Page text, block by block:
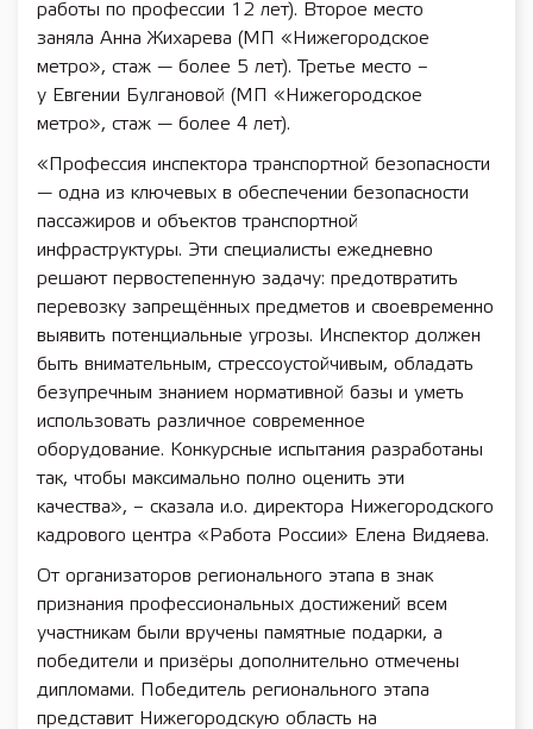
работы по профессии 12 лет). Второе место
заняла Анна Жихарева (МП «Нижегородское
метро», стаж — более 5 лет). Третье место –
у Евгении Булгановой (МП «Нижегородское
метро», стаж — более 4 лет).
«Профессия инспектора транспортной безопасности
— одна из ключевых в обеспечении безопасности
пассажиров и объектов транспортной
инфраструктуры. Эти специалисты ежедневно
решают первостепенную задачу: предотвратить
перевозку запрещённых предметов и своевременно
выявить потенциальные угрозы. Инспектор должен
быть внимательным, стрессоустойчивым, обладать
безупречным знанием нормативной базы и уметь
использовать различное современное
оборудование. Конкурсные испытания разработаны
так, чтобы максимально полно оценить эти
качества», – сказала и.о. директора Нижегородского
кадрового центра «Работа России» Елена Видяева.
От организаторов регионального этапа в знак
признания профессиональных достижений всем
участникам были вручены памятные подарки, а
победители и призёры дополнительно отмечены
дипломами. Победитель регионального этапа
представит Нижегородскую область на